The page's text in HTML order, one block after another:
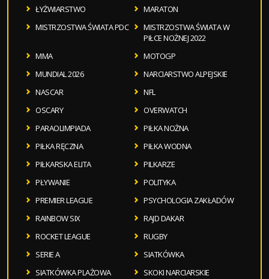
ŁYŻWIARSTWO
MARATON
MISTRZOSTWA ŚWIATA PDC
MISTRZOSTWA ŚWIATA W
PIŁCE NOŻNEJ 2022
MMA
MOTOGP
MUNDIAL 2026
NARCIARSTWO ALPEJSKIE
NASCAR
NFL
OSCARY
OVERWATCH
PARAOLIMPIADA
PIŁKA NOŻNA
PIŁKA RĘCZNA
PIŁKA WODNA
PIŁKARSKA ELITA
PILKARZE
PŁYWANIE
POLITYKA
PREMIER LEAGUE
PSYCHOLOGIA ZAKŁADÓW
RAINBOW SIX
RAJD DAKAR
ROCKET LEAGUE
RUGBY
SERIE A
SIATKÓWKA
SIATKÓWKA PLAŻOWA
SKOKI NARCIARSKIE